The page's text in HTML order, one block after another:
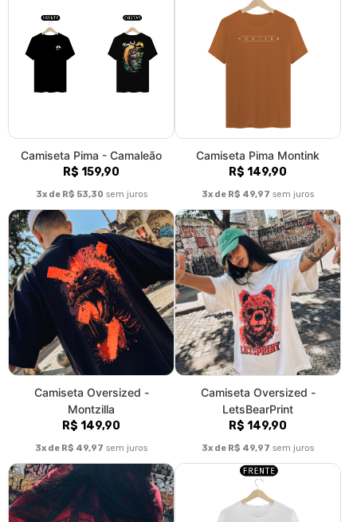
Camiseta Pima - Camaleão
R$ 159,90
3x de R$ 53,30 sem juros
Camiseta Pima Montink
R$ 149,90
3x de R$ 49,97 sem juros
Camiseta Oversized -
Montzilla
R$ 149,90
3x de R$ 49,97 sem juros
Camiseta Oversized -
LetsBearPrint
R$ 149,90
3x de R$ 49,97 sem juros